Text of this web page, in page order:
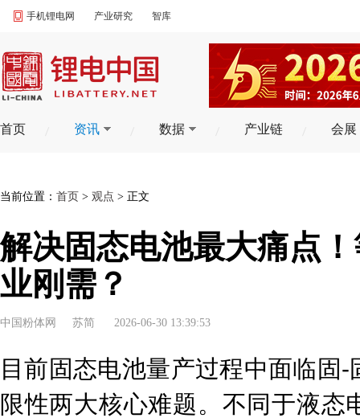
手机锂电网 产业研究 智库
首页 资讯 数据 产业链 会展
当前位置： 首页 > 观点 > 正文
解决固态电池最大痛点
业刚需？
中国粉体网 苏简 2026-06-30 13:39:53
目前固态电池量产过程中面临固
限性两大核心难题。不同于液